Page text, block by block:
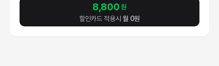
8,800원
할인카드 적용시 월 0원